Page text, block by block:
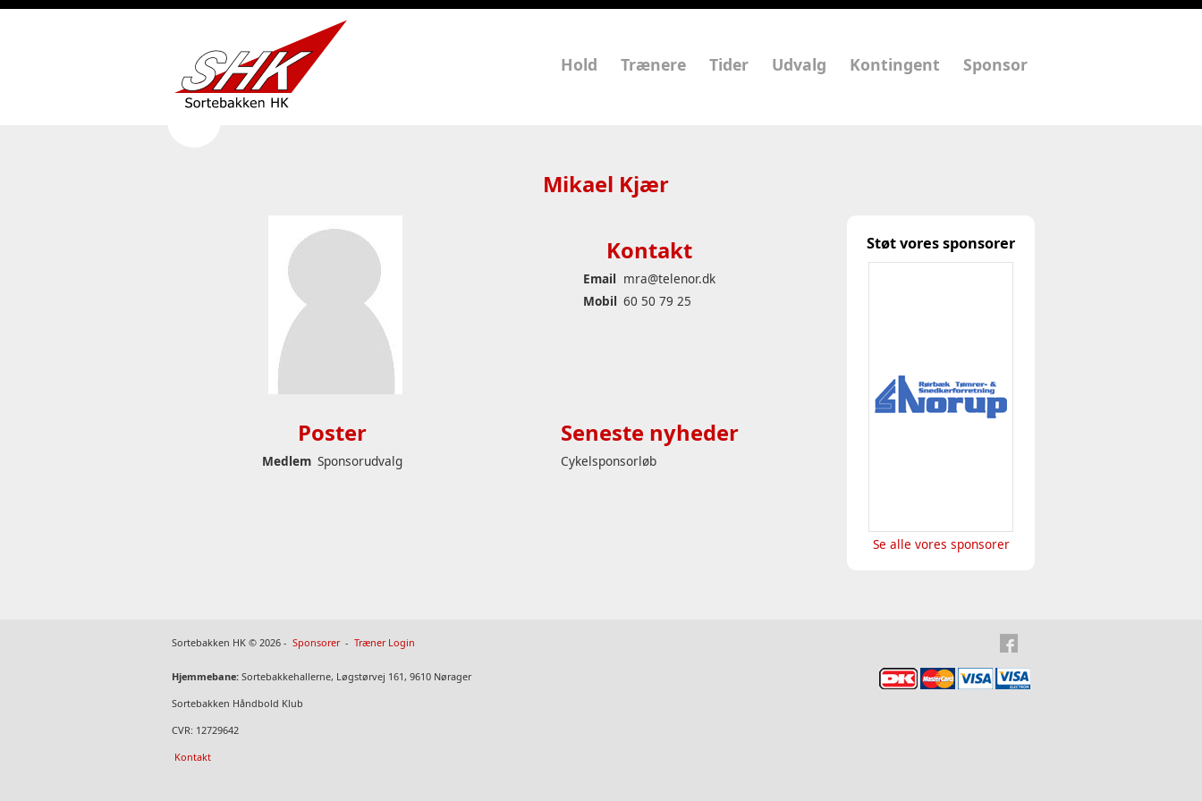
Hold Trænere Tider Udvalg Kontingent Sponsor
Mikael Kjær
Støt vores sponsorer
Se alle vores sponsorer
Kontakt
Email mra@telenor.dk
Mobil 60 50 79 25
Poster
Medlem Sponsorudvalg
Seneste nyheder
Cykelsponsorløb
Sortebakken HK © 2026 - Sponsorer - Træner Login
Hjemmebane: Sortebakkehallerne, Løgstørvej 161, 9610 Nørager
Sortebakken Håndbold Klub
CVR: 12729642
Kontakt